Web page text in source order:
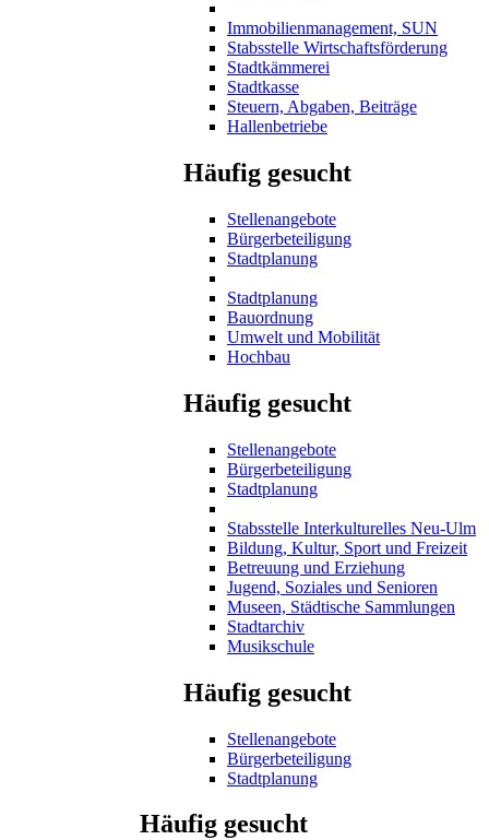
Immobilienmanagement, SUN
Stabsstelle Wirtschaftsförderung
Stadtkämmerei
Stadtkasse
Steuern, Abgaben, Beiträge
Hallenbetriebe
Häufig gesucht
Stellenangebote
Bürgerbeteiligung
Stadtplanung
Stadtplanung
Bauordnung
Umwelt und Mobilität
Hochbau
Häufig gesucht
Stellenangebote
Bürgerbeteiligung
Stadtplanung
Stabsstelle Interkulturelles Neu-Ulm
Bildung, Kultur, Sport und Freizeit
Betreuung und Erziehung
Jugend, Soziales und Senioren
Museen, Städtische Sammlungen
Stadtarchiv
Musikschule
Häufig gesucht
Stellenangebote
Bürgerbeteiligung
Stadtplanung
Häufig gesucht